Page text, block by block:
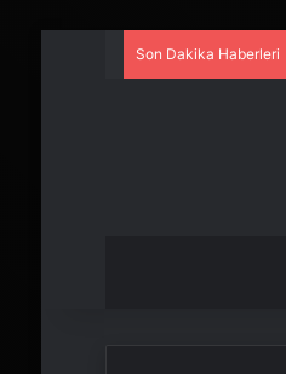
Son Dakika Haberleri